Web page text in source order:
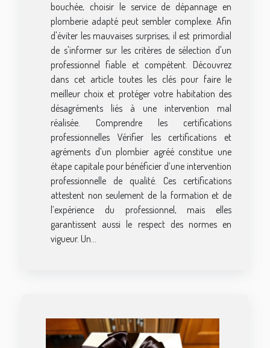
bouchée, choisir le service de dépannage en
plomberie adapté peut sembler complexe. Afin
d'éviter les mauvaises surprises, il est primordial
de s'informer sur les critères de sélection d'un
professionnel fiable et compétent. Découvrez
dans cet article toutes les clés pour faire le
meilleur choix et protéger votre habitation des
désagréments liés à une intervention mal
réalisée. Comprendre les certifications
professionnelles Vérifier les certifications et
agréments d’un plombier agréé constitue une
étape capitale pour bénéficier d’une intervention
professionnelle de qualité. Ces certifications
attestent non seulement de la formation et de
l’expérience du professionnel, mais elles
garantissent aussi le respect des normes en
vigueur. Un...